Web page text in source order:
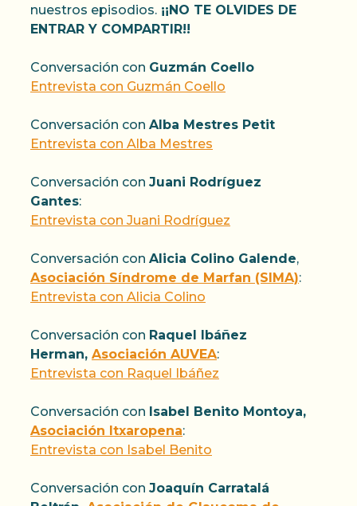
nuestros episodios. ¡¡NO TE OLVIDES DE
ENTRAR Y COMPARTIR!!
Conversación con Guzmán Coello
Entrevista con Guzmán Coello
Conversación con Alba Mestres Petit
Entrevista con Alba Mestres
Conversación con Juani Rodríguez
Gantes:
Entrevista con Juani Rodríguez
Conversación con Alicia Colino Galende,
Asociación Síndrome de Marfan (SIMA):
Entrevista con Alicia Colino
Conversación con Raquel Ibáñez
Herman, Asociación AUVEA:
Entrevista con Raquel Ibáñez
Conversación con Isabel Benito Montoya,
Asociación Itxaropena:
Entrevista con Isabel Benito
Conversación con Joaquín Carratalá